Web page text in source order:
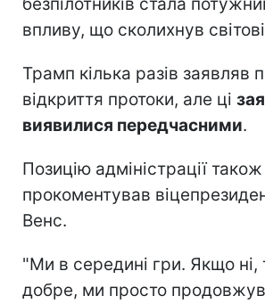
впливу, що сколихнув
Трамп кілька разів заявляв
відкриття протоки, але ці
виявилися передчасними.
Позицію адміністрації також
прокоментував
Венс.
"Ми в середині гри. Якщо ні,
добре, ми просто